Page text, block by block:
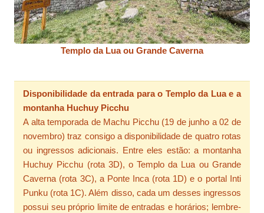
Templo da Lua ou Grande Caverna
Disponibilidade da entrada para o Templo da Lua e a
montanha Huchuy Picchu
A alta temporada de Machu Picchu (19 de junho a 02 de
novembro) traz consigo a disponibilidade de quatro rotas
ou ingressos adicionais. Entre eles estão: a montanha
Huchuy Picchu (rota 3D), o Templo da Lua ou Grande
Caverna (rota 3C), a Ponte Inca (rota 1D) e o portal Inti
Punku (rota 1C). Além disso, cada um desses ingressos
possui seu próprio limite de entradas e horários; lembre-